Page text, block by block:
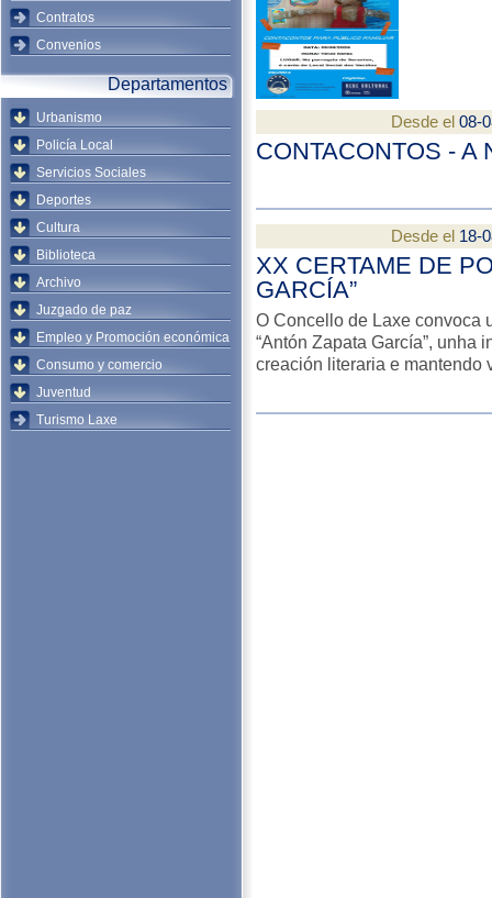
Contratos
Convenios
Departamentos
Urbanismo
Policía Local
Servicios Sociales
Deportes
Cultura
Biblioteca
Archivo
Juzgado de paz
Empleo y Promoción económica
Consumo y comercio
Juventud
Turismo Laxe
Desde el 08-
CONTACONTOS - A
Desde el 18-
XX CERTAME DE
GARCÍA”
O Concello de Laxe convoca
“Antón Zapata García”, unha
creación literaria e mantendo